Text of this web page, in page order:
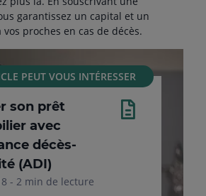
garantissez un capital et un
proches en cas de décès.
PEUT VOUS INTÉRESSER
son prêt
avec
décès-
(ADI)
- 2 min de lecture